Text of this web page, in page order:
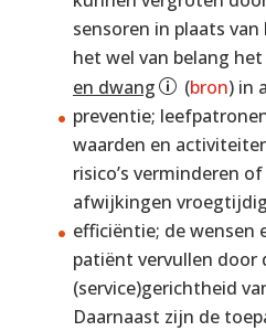
sensoren in plaats
het wel van belang het
en dwang
(bron) in
preventie;
waarden en
risico’s verminderen
afwijkingen
efficiëntie; de wensen
patiënt vervullen door
(service)gerichtheid
Daarnaast zijn de